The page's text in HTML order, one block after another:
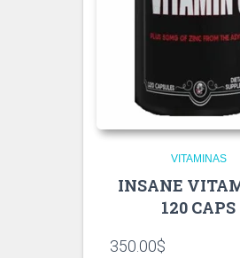
VITAMINAS
INSANE
120 CAPS
350.00$